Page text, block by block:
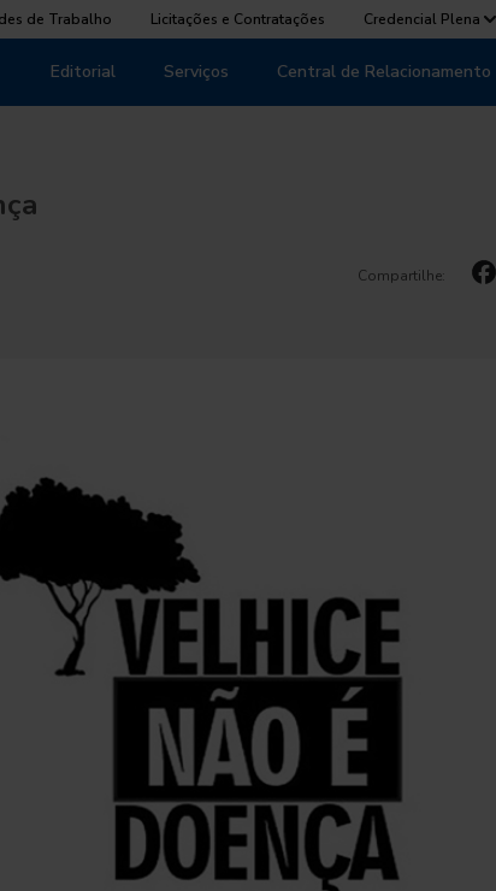
de Trabalho Licitações e Contratações Credencial Plena
Editorial Serviços Central de Relacionamento
Compartilhe: